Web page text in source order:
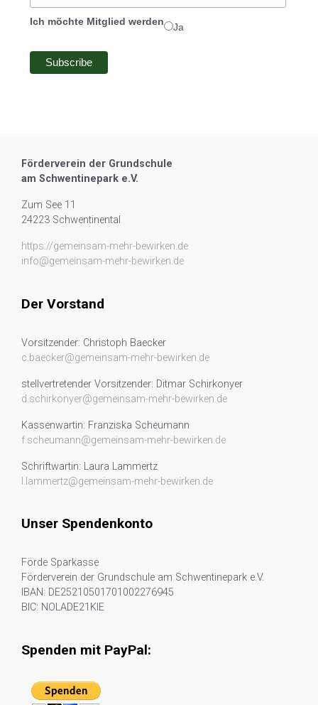
Ich möchte Mitglied werden Ja
Förderverein der Grundschule
am Schwentinepark e.V.
Zum See 11
24223 Schwentinental
https://gemeinsam-mehr-bewirken.de
info@gemeinsam-mehr-bewirken.de
Der Vorstand
Vorsitzender: Christoph Baecker
c.baecker@gemeinsam-mehr-bewirken.de
stellvertretender Vorsitzender: Ditmar Schirkonyer
d.schirkonyer@gemeinsam-mehr-bewirken.de
Kassenwartin: Franziska Scheumann
f.scheumann@gemeinsam-mehr-bewirken.de
Schriftwartin: Laura Lammertz
l.lammertz@gemeinsam-mehr-bewirken.de
Unser Spendenkonto
Förde Sparkasse
Förderverein der Grundschule am Schwentinepark e.V.
IBAN: DE25210501701002276945
BIC: NOLADE21KIE
Spenden mit PayPal: